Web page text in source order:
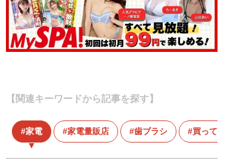
【関連キーワードから記事を探す】
家電 家電量販店 歯ブラシ 買ってはい